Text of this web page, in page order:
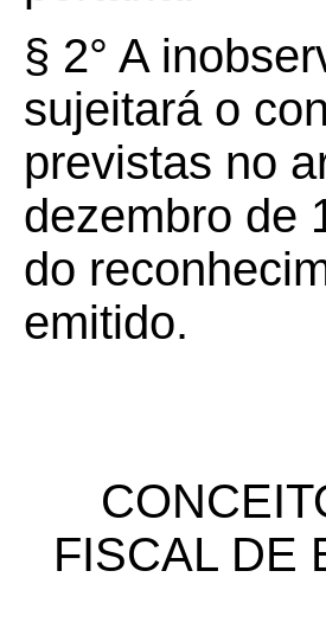
§ 2° A
sujeitará o
previstas no
dezembro de
do
emitido.
FISCAL DE